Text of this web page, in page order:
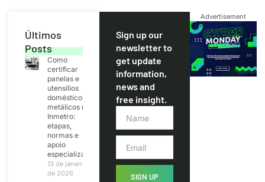
Últimos
Posts
Como
certificar
panelas e
utensílios
domésticos
metálicos no
Inmetro:
etapas,
normas e
apoio
especializado
13 de janeiro
de 2026
Sign up our
newsletter to
get update
information,
news and
free insight.
SIGN UP
Advertisement